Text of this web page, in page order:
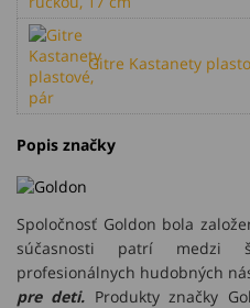
Gitre Kastanety
Popis značky
Spoločnosť Goldon bola
súčasnosti patrí medzi
profesionálnych hudobných
pre deti. Produkty značky